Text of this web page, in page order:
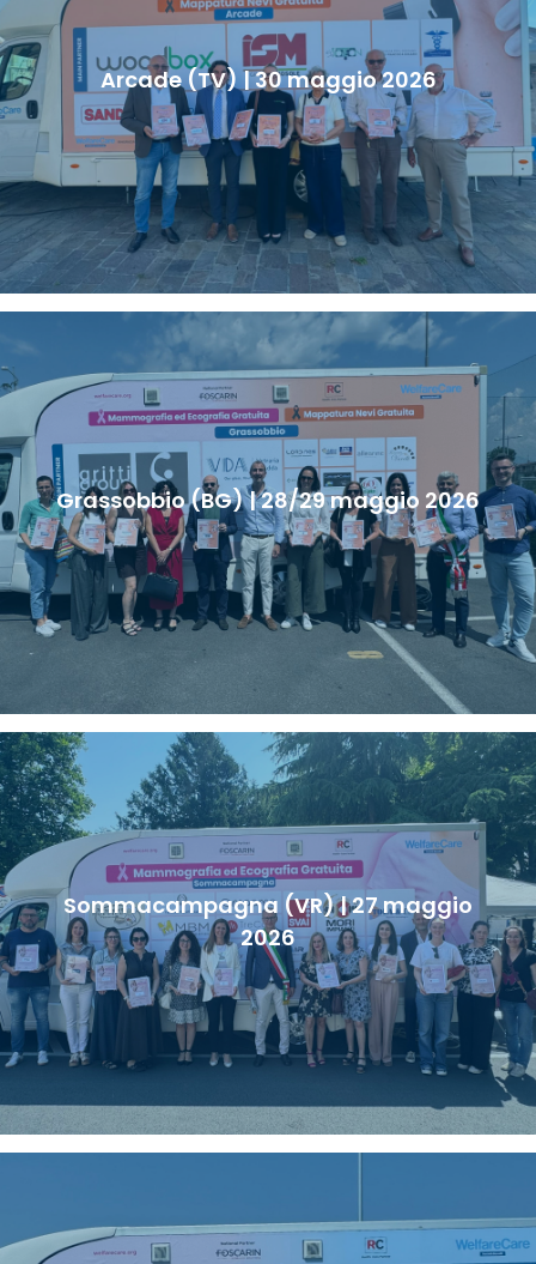
Arcade (TV) | 30 maggio 2026
Grassobbio (BG) | 28/29 maggio 2026
Sommacampagna (VR) | 27 maggio
2026